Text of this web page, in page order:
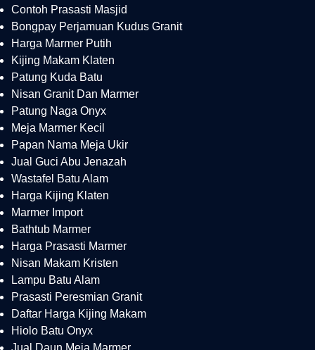
Contoh Prasasti Masjid
Bongpay Perjamuan Kudus Granit
Harga Marmer Putih
Kijing Makam Klaten
Patung Kuda Batu
Nisan Granit Dan Marmer
Patung Naga Onyx
Meja Marmer Kecil
Papan Nama Meja Ukir
Jual Guci Abu Jenazah
Wastafel Batu Alam
Harga Kijing Klaten
Marmer Import
Bathtub Marmer
Harga Prasasti Marmer
Nisan Makam Kristen
Lampu Batu Alam
Prasasti Peresmian Granit
Daftar Harga Kijing Makam
Hiolo Batu Onyx
Jual Daun Meja Marmer